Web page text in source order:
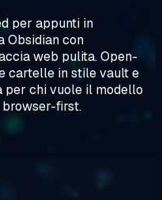
per appunti in
Obsidian con
web pulita. Open-
cartelle in stile vault e
chi vuole il modello
browser-first.